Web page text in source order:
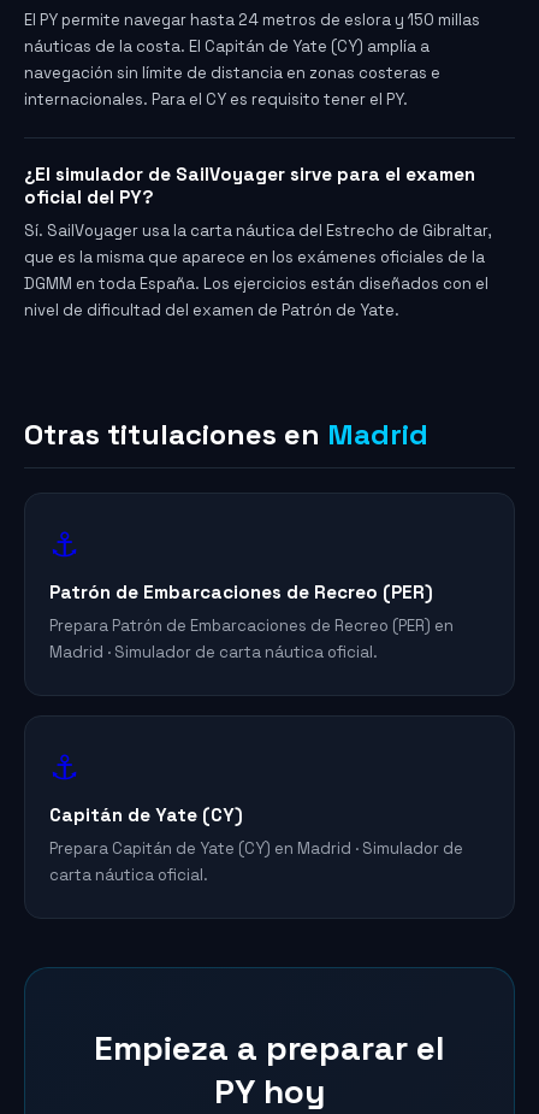
El PY permite navegar hasta 24 metros de eslora y 150 millas
náuticas de la costa. El Capitán de Yate (CY) amplía a
navegación sin límite de distancia en zonas costeras e
internacionales. Para el CY es requisito tener el PY.
¿El simulador de SailVoyager sirve para el examen
oficial del PY?
Sí. SailVoyager usa la carta náutica del Estrecho de Gibraltar,
que es la misma que aparece en los exámenes oficiales de la
DGMM en toda España. Los ejercicios están diseñados con el
nivel de dificultad del examen de Patrón de Yate.
Otras titulaciones en Madrid
⚓
Patrón de Embarcaciones de Recreo (PER)
Prepara Patrón de Embarcaciones de Recreo (PER) en
Madrid · Simulador de carta náutica oficial.
⚓
Capitán de Yate (CY)
Prepara Capitán de Yate (CY) en Madrid · Simulador de
carta náutica oficial.
Empieza a preparar el
PY hoy